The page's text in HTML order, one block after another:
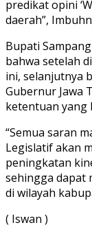
predikat opini
daerah”,
Bupati
bahwa setelah
ini, selanjutnya
Gubernur Jawa
ketentuan yang
“Semua saran
Legislatif akan
peningkatan
sehingga dapat
di wilayah
( Iswan )